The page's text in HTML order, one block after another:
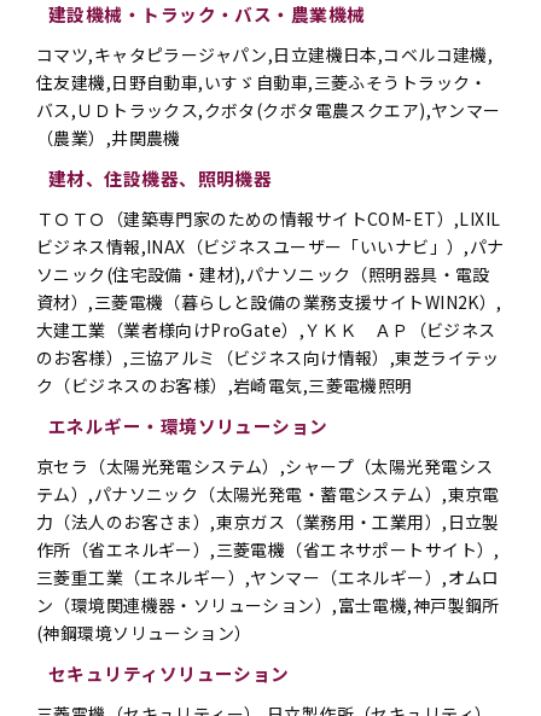
建設機械・トラック・バス・農業機械
コマツ,キャタピラージャパン,日立建機日本,コベルコ建機,
住友建機,日野自動車,いすゞ自動車,三菱ふそうトラック・
バス,ＵＤトラックス,クボタ(クボタ電農スクエア),ヤンマー
（農業）,井関農機
建材、住設機器、照明機器
ＴＯＴＯ（建築専門家のための情報サイトCOM-ET）,LIXIL
ビジネス情報,INAX（ビジネスユーザー「いいナビ」）,パナ
ソニック(住宅設備・建材),パナソニック（照明器具・電設
資材）,三菱電機（暮らしと設備の業務支援サイトWIN2K）,
大建工業（業者様向けProGate）,ＹＫＫ ＡＰ（ビジネス
のお客様）,三協アルミ（ビジネス向け情報）,東芝ライテッ
ク（ビジネスのお客様）,岩崎電気,三菱電機照明
エネルギー・環境ソリューション
京セラ（太陽光発電システム）,シャープ（太陽光発電シス
テム）,パナソニック（太陽光発電・蓄電システム）,東京電
力（法人のお客さま）,東京ガス（業務用・工業用）,日立製
作所（省エネルギー）,三菱電機（省エネサポートサイト）,
三菱重工業（エネルギー）,ヤンマー（エネルギー）,オムロ
ン（環境関連機器・ソリューション）,富士電機,神戸製鋼所
(神鋼環境ソリューション）
セキュリティソリューション